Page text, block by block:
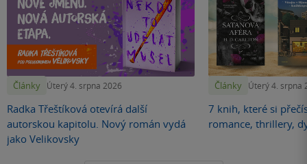
Články Úterý 4. srpna 2026
Radka Třeštíková otevírá další
autorskou kapitolu. Nový román vydá
jako Velikovsky
Články Úterý 4. srpna
7 knih, které si
romance, thrillery,